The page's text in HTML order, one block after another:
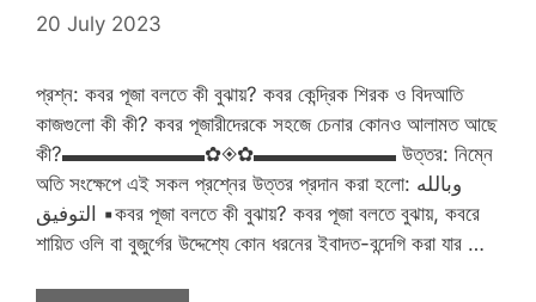
20 July 2023
প্রশ্ন: কবর পূজা বলতে কী বুঝায়? কবর কেন্দ্রিক শিরক ও বিদআতি
কাজগুলো কী কী? কবর পূজারীদেরকে সহজে চেনার কোনও আলামত আছে
কী?▬▬▬▬▬▬▬✿◈✿▬▬▬▬▬▬▬ উত্তর: নিম্নে
অতি সংক্ষেপে এই সকল প্রশ্নের উত্তর প্রদান করা হলো: وبالله
التوفيق ▪️কবর পূজা বলতে কী বুঝায়? কবর পূজা বলতে বুঝায়, কবরে
শায়িত ওলি বা বুজুর্গের উদ্দেশ্যে কোন ধরনের ইবাদত-বন্দেগি করা যার …